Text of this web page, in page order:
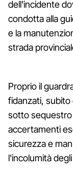
dell'incidente
condotta alla
e la
strada
Proprio il
fidanzati,
sotto sequestro
accertamenti
sicurezza e
l'incolumità